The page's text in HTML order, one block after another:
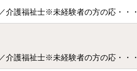
介護福祉士※未経験者の方の応・・・
介護福祉士※未経験者の方の応・・・